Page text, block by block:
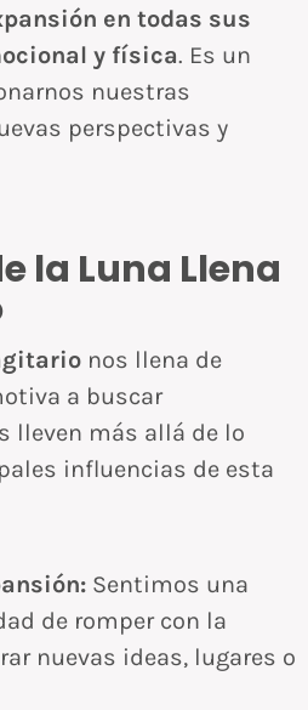
en todas sus
y física. Es un
nuestras
perspectivas y
la Luna Llena
nos llena de
a buscar
lleven más allá de lo
influencias de esta
Sentimos una
de romper con la
nuevas ideas, lugares o